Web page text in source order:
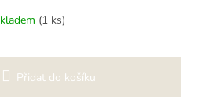
(1 ks)
Přidat do košíku